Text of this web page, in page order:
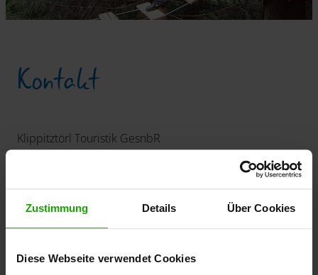
Zustimmung Details Über Cookies
Diese Webseite verwendet Cookies
Kontakt
Klippitztörl Touristik GesnbR
Fax: +43 4350 8166-4
office@klippitz
www.klippitz.at/sommer/